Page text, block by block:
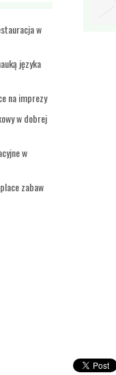
w
języka
na imprezy
w dobrej
w
zabaw